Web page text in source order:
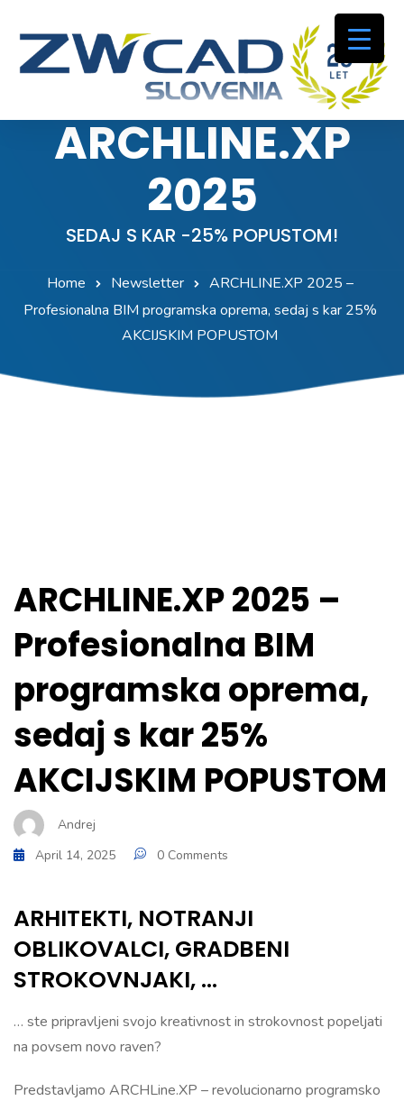
ARCHLINE.XP
2025
SEDAJ S KAR -25% POPUSTOM!
Home Newsletter
ARCHLINE.XP 2025 –
Profesionalna BIM programska oprema, sedaj s kar 25%
AKCIJSKIM POPUSTOM
ARCHLINE.XP 2025 –
Profesionalna BIM
programska oprema,
sedaj s kar 25%
AKCIJSKIM POPUSTOM
Andrej
April 14, 2025
0 Comments
ARHITEKTI, NOTRANJI
OBLIKOVALCI, GRADBENI
STROKOVNJAKI, …
… ste pripravljeni svojo kreativnost in strokovnost popeljati
na povsem novo raven?
Predstavljamo ARCHLine.XP – revolucionarno programsko